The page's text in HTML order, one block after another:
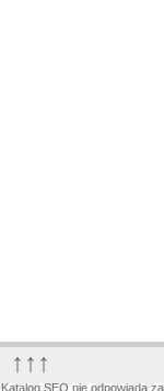
↑↑↑
Katalog SEO nie odpowiada